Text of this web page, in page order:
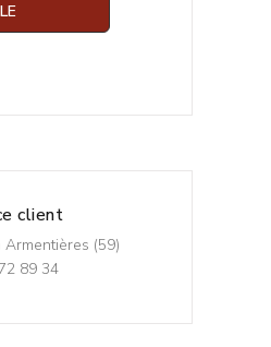
client
Armentières (59)
89 34